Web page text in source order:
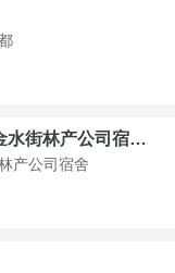
已安装电梯 城东片区金水街林产公司宿舍套三可看江景
产公司宿舍